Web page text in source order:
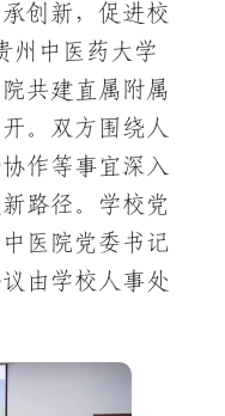
创新，促进校
州中医药大学
共建直属附属
。双方围绕人
作等事宜深入
路径。学校党
医院党委书记
由学校人事处